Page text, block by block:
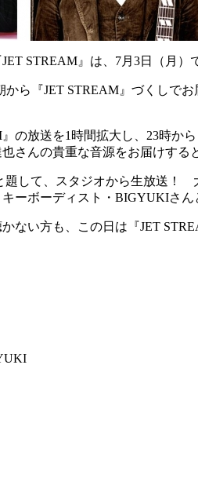
STREAM』は、7月3日（月）
ら『JET STREAM』づくし
の放送を1時間拡大し、23時か
さんの貴重な音源をお届けする
題して、スタジオから生放送
ーボーディスト・BIGYUKIさ
ない方も、この日は『JET